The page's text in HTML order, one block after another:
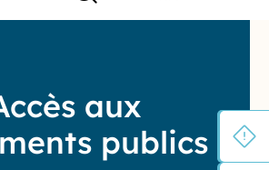
aux
publics